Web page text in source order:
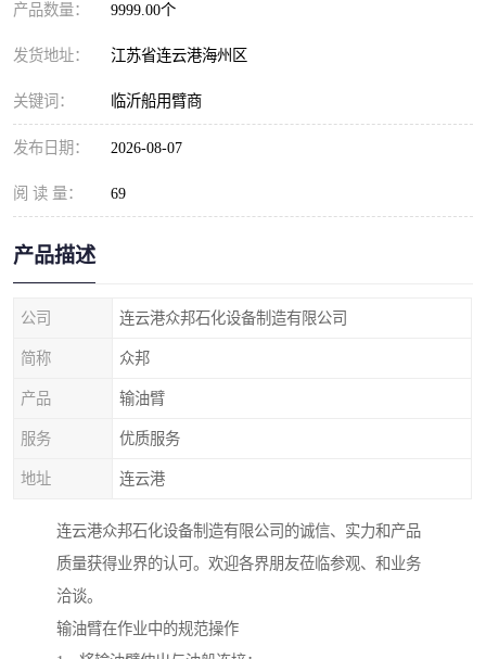
产品数量： 9999.00个
发货地址： 江苏省连云港海州区
关键词： 临沂船用臂商
发布日期： 2026-08-07
阅 读 量： 69
产品描述
公司 连云港众邦石化设备制造有限公司
简称 众邦
产品 输油臂
服务 优质服务
地址 连云港
连云港众邦石化设备制造有限公司的诚信、实力和产品
质量获得业界的认可。欢迎各界朋友莅临参观、和业务
洽谈。
输油臂在作业中的规范操作